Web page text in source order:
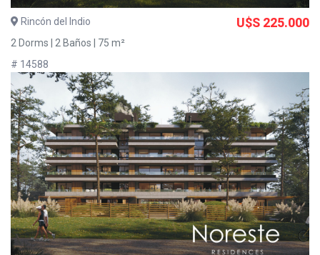
Rincón del Indio U$S 225.000
2 Dorms | 2 Baños | 75 m²
# 14588